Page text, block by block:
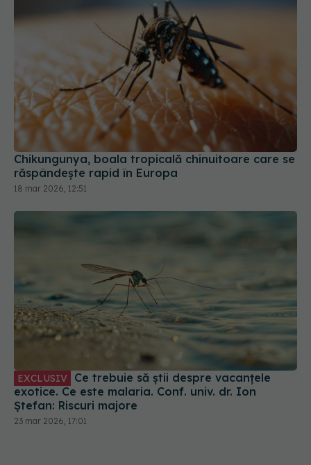
Chikungunya, boala tropicală chinuitoare care se
răspândește rapid în Europa
18 mar 2026, 12:51
EXCLUSIV Ce trebuie să știi despre vacanțele
exotice. Ce este malaria. Conf. univ. dr. Ion
23 mar 2026, 17:01